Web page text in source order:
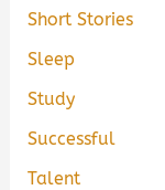
Short Stories
Sleep
Study
Successful
Talent